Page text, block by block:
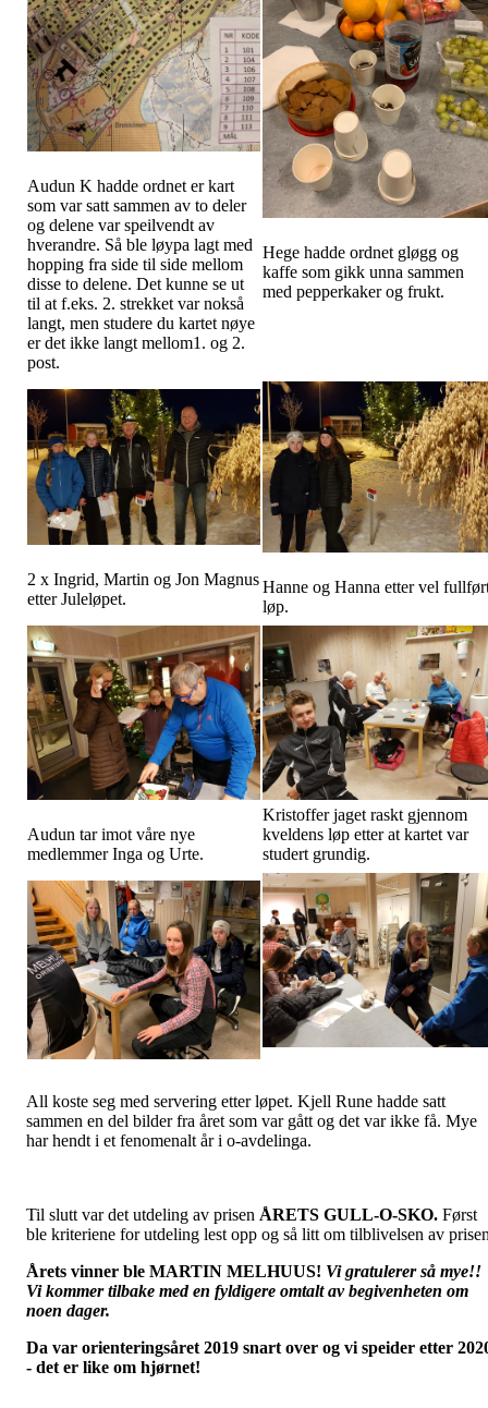
Audun K hadde ordnet er kart
som var satt sammen av to deler
og delene var speilvendt av
hverandre. Så ble løypa lagt med
hopping fra side til side mellom
disse to delene. Det kunne se ut
til at f.eks. 2. strekket var nokså
langt, men studere du kartet nøye
er det ikke langt mellom1. og 2.
post.
Hege hadde ordnet gløgg og
kaffe som gikk unna sammen
med pepperkaker og frukt.
2 x Ingrid, Martin og Jon Magnus
etter Juleløpet.
Hanne og Hanna etter vel
løp.
Audun tar imot våre nye
medlemmer Inga og Urte.
Kristoffer jaget raskt gjennom
kveldens løp etter at kartet var
studert grundig.
All koste seg med servering etter løpet. Kjell Rune hadde satt
sammen en del bilder fra året som var gått og det var ikke få. Mye
har hendt i et fenomenalt år i o-avdelinga.
Til slutt var det utdeling av prisen ÅRETS GULL-O-SKO. Først
ble kriteriene for utdeling lest opp og så litt om tilblivelsen av
Årets vinner ble MARTIN MELHUUS! Vi gratulerer så mye!!
Vi kommer tilbake med en fyldigere omtalt av begivenheten om
noen dager.
Da var orienteringsåret 2019 snart over og vi speider etter
- det er like om hjørnet!